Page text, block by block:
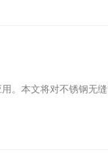
。本文将对不锈钢无